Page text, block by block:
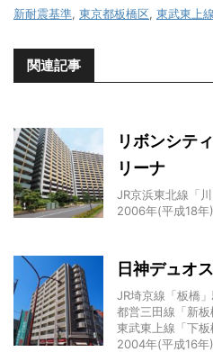
新耐震基準, 東京都板橋区, 東武東上線
関連記事
リボンシテ
リーナ
JR京浜東北線「
2006年(平成18年
日神デュオ
JR埼京線「板橋
都営三田線「新
東武東上線「下
2004年(平成16年